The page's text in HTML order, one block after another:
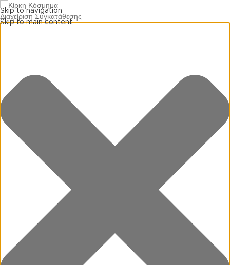
Διαχείριση Συγκατάθεσης
Skip to navigation
Skip to main content